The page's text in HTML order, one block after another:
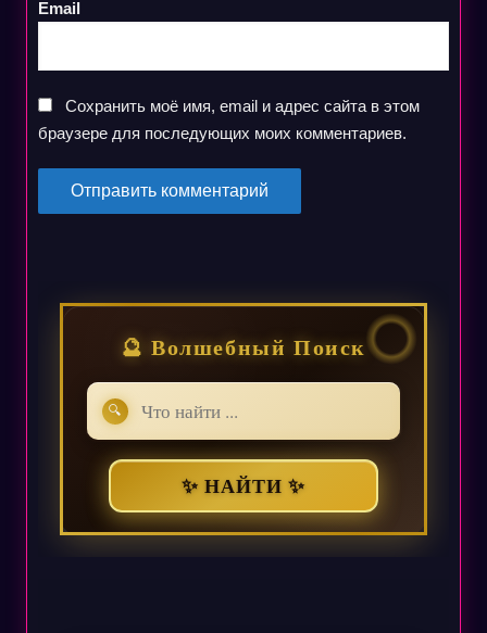
Email
Сохранить моё имя, email и адрес сайта в этом
браузере для последующих моих комментариев.
🔮 Волшебный Поиск
🔍
✨ НАЙТИ ✨